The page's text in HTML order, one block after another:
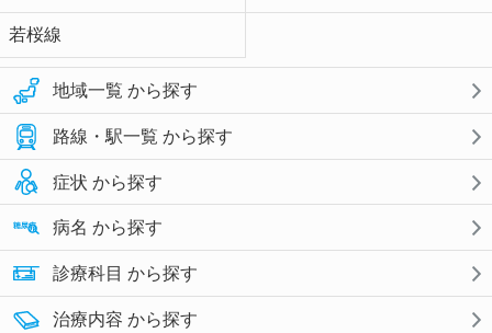
若桜線
地域一覧 から探す
路線・駅一覧 から探す
症状 から探す
病名 から探す
診療科目 から探す
治療内容 から探す